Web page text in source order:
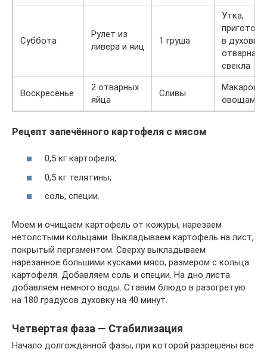
Суббота
Рулет из
ливера и яиц
1 груша
Утка,
в духовке,
отварная
свекла
Воскресенье
2 отварных
яйца
Сливы
Макароны
овощами
Рецепт запечённого картофеля с мясом
0,5 кг картофеля;
0,5 кг телятины;
соль, специи.
Моем и очищаем картофель от кожуры, нарезаем
нетолстыми кольцами. Выкладываем картофель на лист,
покрытый пергаментом. Сверху выкладываем
нарезанное большими кусками мясо, размером с кольца
картофеля. Добавляем соль и специи. На дно листа
добавляем немного воды. Ставим блюдо в разогретую
на 180 градусов духовку на 40 минут.
Четвертая фаза — Стабилизация
Начало долгожданной фазы, при которой разрешены все